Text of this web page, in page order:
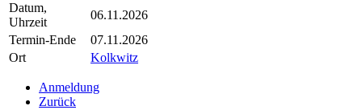
Datum,
Uhrzeit
06.11.2026
Termin-Ende
07.11.2026
Ort
Kolkwitz
Anmeldung
Zurück